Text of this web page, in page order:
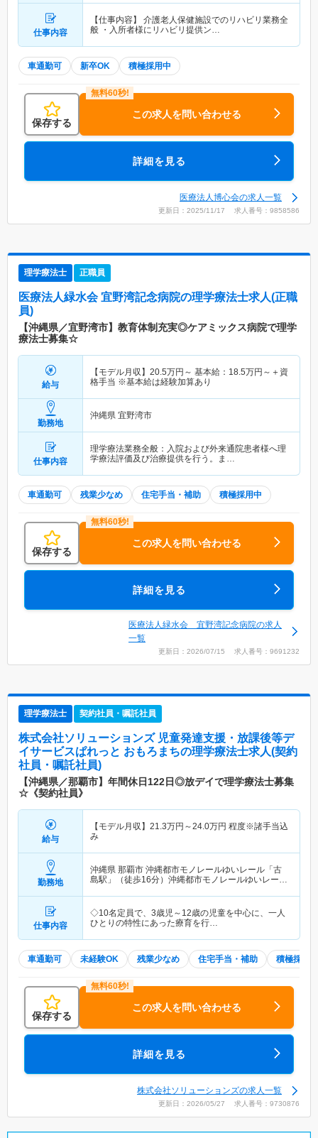
仕事内容
【仕事内容】 介護老人保健施設でのリハビリ業務全
般 ・入所者様にリハビリ提供ン…
車通勤可 新卒OK 積極採用中
保存する
この求人を問い合わせる
詳細を見る
医療法人博心会の求人一覧
更新日：2025/11/17 求人番号：9858586
理学療法士 正職員
医療法人緑水会 宜野湾記念病院の理学療法士求人(正職
員)
【沖縄県／宜野湾市】教育体制充実◎ケアミックス病院で理学
療法士募集☆
給与
【モデル月収】 20.5万円～ 基本給： 18.5万円～ ＋資
格手当 ※基本給は経験加算あり
勤務地
沖縄県 宜野湾市
仕事内容
理学療法業務全般：入院および外来通院患者様へ理
学療法評価及び治療提供を行う。ま…
車通勤可 残業少なめ 住宅手当・補助 積極採用中
保存する
この求人を問い合わせる
詳細を見る
医療法人緑水会 宜野湾記念病院の求人
一覧
更新日：2026/07/15 求人番号：9691232
理学療法士 契約社員・嘱託社員
株式会社ソリューションズ 児童発達支援・放課後等デ
イサービスぱれっと おもろまちの理学療法士求人(契約
社員・嘱託社員)
【沖縄県／那覇市】年間休日122日◎放デイで理学療法士募集
☆《契約社員》
給与
【モデル月収】 21.3万円～24.0万円 程度※諸手当込
み
勤務地
沖縄県 那覇市 沖縄都市モノレールゆいレール「古
島駅」（徒歩16分）沖縄都市モノレールゆいレール
仕事内容
◇10名定員で、3歳児～12歳の児童を中心に、一人
ひとりの特性にあった療育を行…
車通勤可 未経験OK 残業少なめ 住宅手当・補助 積極採用中
保存する
この求人を問い合わせる
詳細を見る
株式会社ソリューションズの求人一覧
更新日：2026/05/27 求人番号：9730876